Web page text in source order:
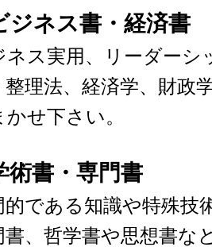
ジネス書・経済書
ネス実用、リーダーシ
整理法、経済学、財政
かせ下さい。
術書・専門書
的である知識や特殊技
書、哲学書や思想書な